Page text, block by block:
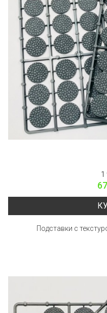
1
Подставки с